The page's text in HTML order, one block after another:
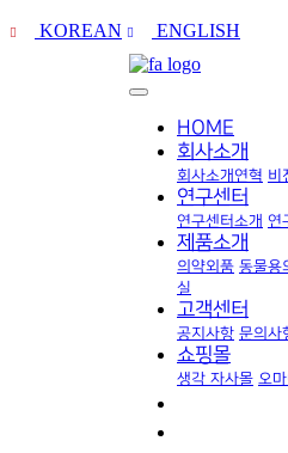
KOREAN ENGLISH
HOME
회사소개
회사소개연혁 비
연구센터
연구센터소개 연
제품소개
의약외품 동물용
실
고객센터
공지사항 문의사
쇼핑몰
생각 자사몰 오